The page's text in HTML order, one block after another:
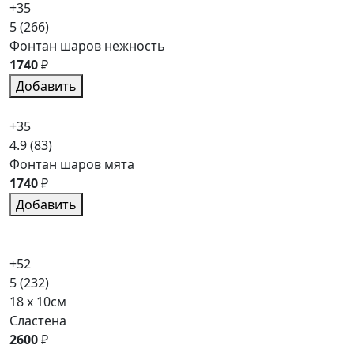
+35
5(266)
Фонтан шаров нежность
1740₽
Добавить
+35
4.9(83)
Фонтан шаров мята
1740₽
Добавить
+52
5(232)
18 x 10см
Сластена
2600₽